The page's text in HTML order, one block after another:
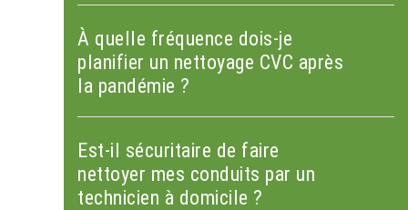
À quelle fréquence dois-je
planifier un nettoyage CVC après
la pandémie ?
Est-il sécuritaire de faire
nettoyer mes conduits par un
technicien à domicile ?